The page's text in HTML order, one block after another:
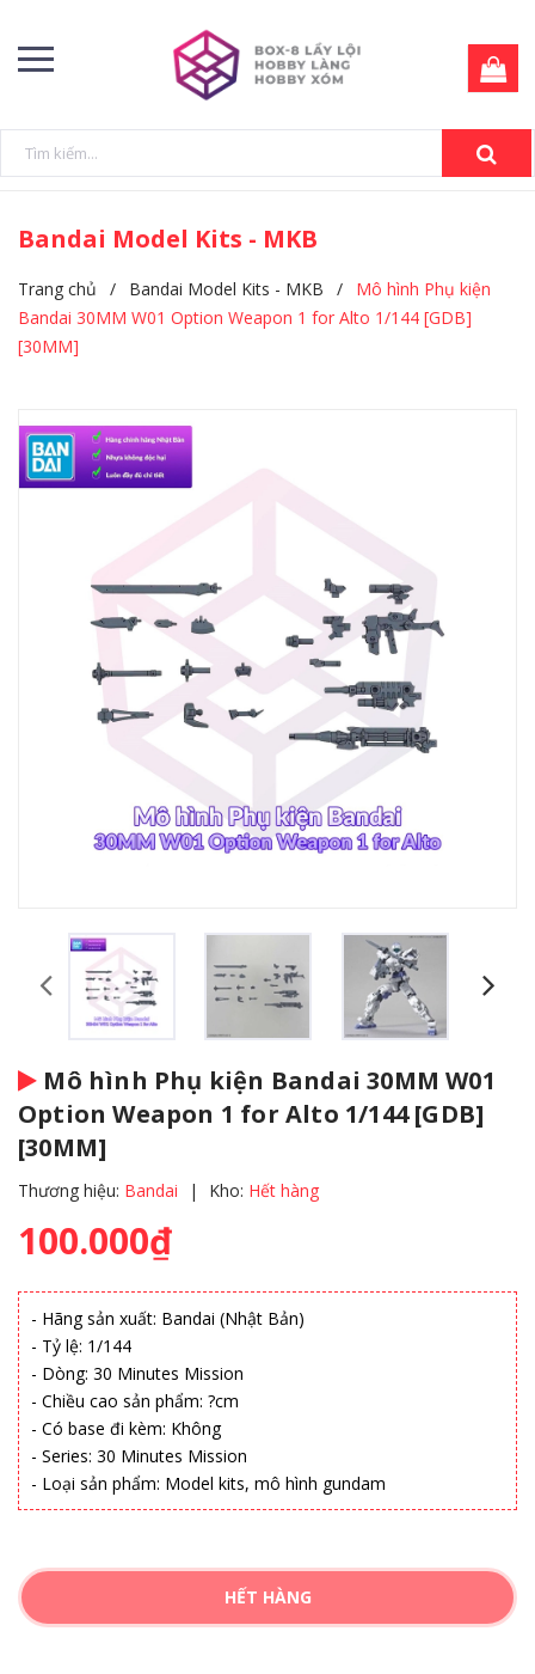
Bandai Model Kits - MKB
Trang chủ / Bandai Model Kits - MKB /
Mô hình Phụ kiện
Bandai 30MM W01 Option Weapon 1 for Alto 1/144 [GDB]
[30MM]
Mô hình Phụ kiện Bandai 30MM W01
Option Weapon 1 for Alto 1/144 [GDB]
[30MM]
Thương hiệu: Bandai | Kho: Hết hàng
100.000₫
- Hãng sản xuất: Bandai (Nhật Bản)
- Tỷ lệ: 1/144
- Dòng: 30 Minutes Mission
- Chiều cao sản phẩm: ?cm
- Có base đi kèm: Không
- Series: 30 Minutes Mission
- Loại sản phẩm: Model kits, mô hình gundam
HẾT HÀNG